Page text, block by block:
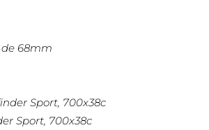
68mm
Sport, 700x38c
Sport, 700x38c